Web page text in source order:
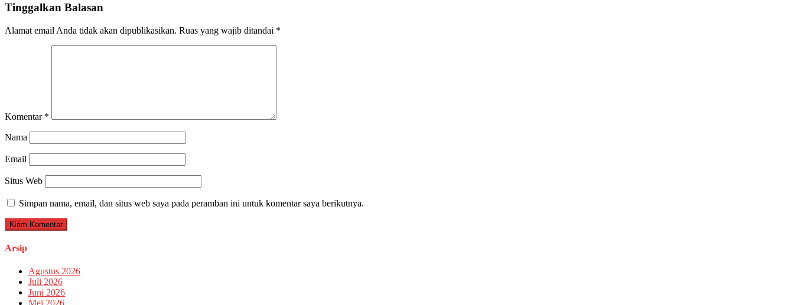
Tinggalkan Balasan
Alamat email Anda tidak akan dipublikasikan. Ruas yang wajib ditandai *
Komentar *
Nama
Email
Situs Web
Simpan nama, email, dan situs web saya pada peramban ini untuk komentar saya berikutnya.
Arsip
Agustus 2026
Juli 2026
Juni 2026